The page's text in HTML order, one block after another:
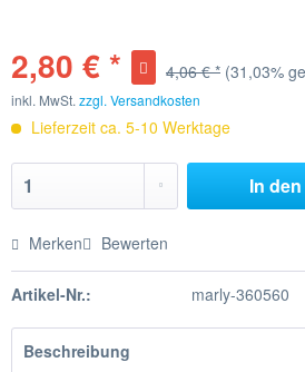
2,80 € * 4,06 € * (31,03%
inkl. MwSt. zzgl. Versandkosten
Lieferzeit ca. 5-10 Werktage
In den
Merken Bewerten
Artikel-Nr.: marly-360560
Beschreibung